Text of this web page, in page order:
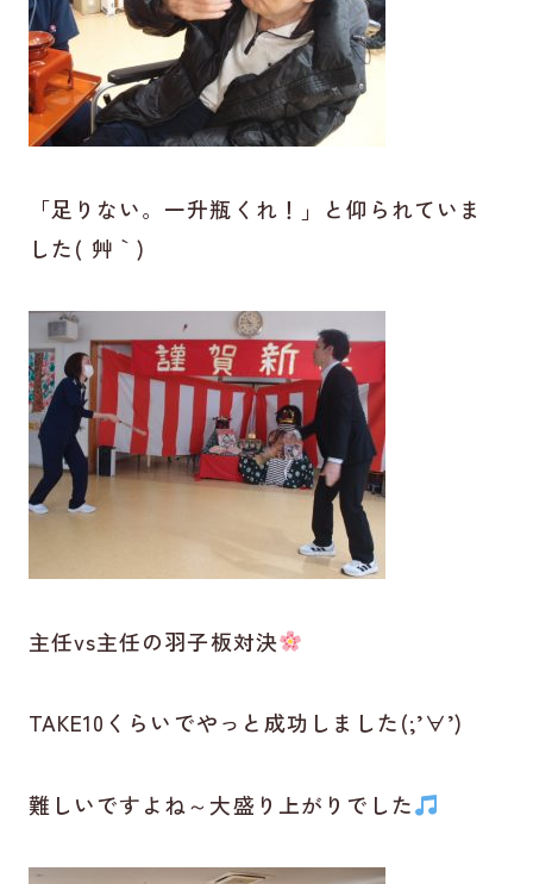
「足りない。一升瓶くれ！」と仰られていま
した( ´艸｀)
主任vs主任の羽子板対決
TAKE10くらいでやっと成功しました(;’∀’)
難しいですよね～大盛り上がりでした